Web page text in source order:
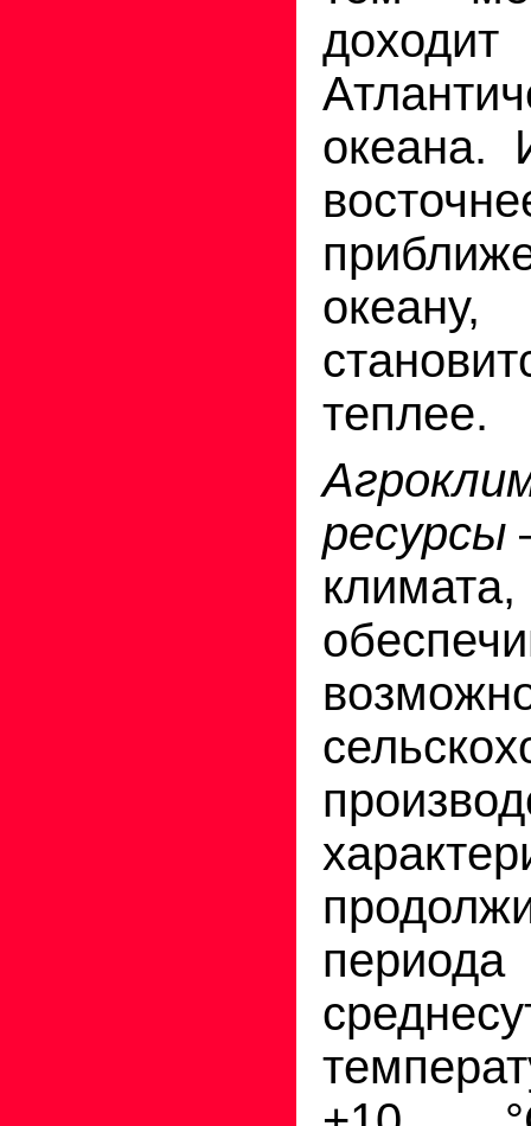
океана.
теплее.
ресурсы
климата,